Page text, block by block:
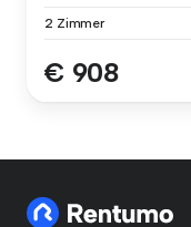
2 Zimmer
€ 908